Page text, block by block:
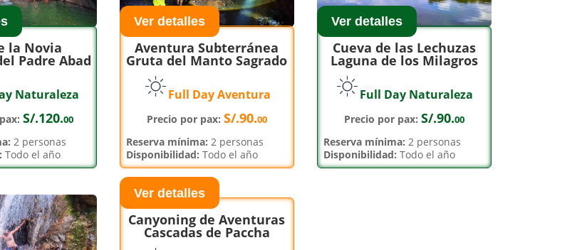
la Novia
Padre Abad
Naturaleza
S/.120.00
2 personas
Todo el año
Ver detalles
Aventura Subterránea
Gruta del Manto Sagrado
Full Day Aventura
Precio por pax: S/.90.00
Reserva mínima: 2 personas
Disponibilidad: Todo el año
Ver detalles
Cueva de las Lechuzas
Laguna de los Milagros
Full Day Naturaleza
Precio por pax: S/.90.00
Reserva mínima: 2 personas
Disponibilidad: Todo el año
Ver detalles
Canyoning de Aventuras
Cascadas de Paccha